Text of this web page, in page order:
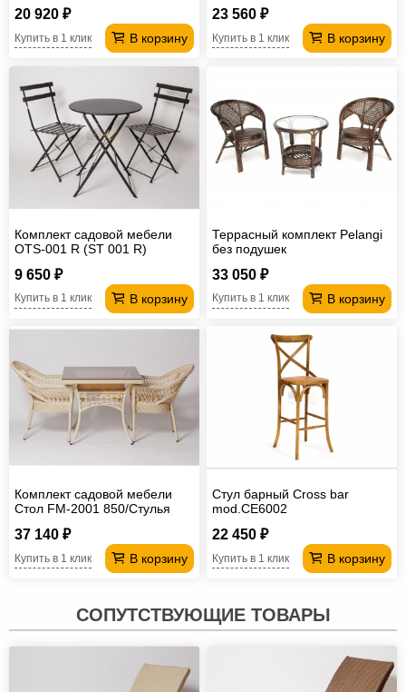
20 920 ₽
В корзину
Купить в 1 клик
23 560 ₽
В корзину
Купить в 1 клик
Комплект садовой мебели
OTS-001 R (ST 001 R)
9 650 ₽
В корзину
Купить в 1 клик
Террасный комплект Pelangi
без подушек
33 050 ₽
В корзину
Купить в 1 клик
Комплект садовой мебели
Стол FM-2001 850/Стулья
37 140 ₽
В корзину
Купить в 1 клик
Стул барный Cross bar
mod.CE6002
22 450 ₽
В корзину
Купить в 1 клик
СОПУТСТВУЮЩИЕ ТОВАРЫ